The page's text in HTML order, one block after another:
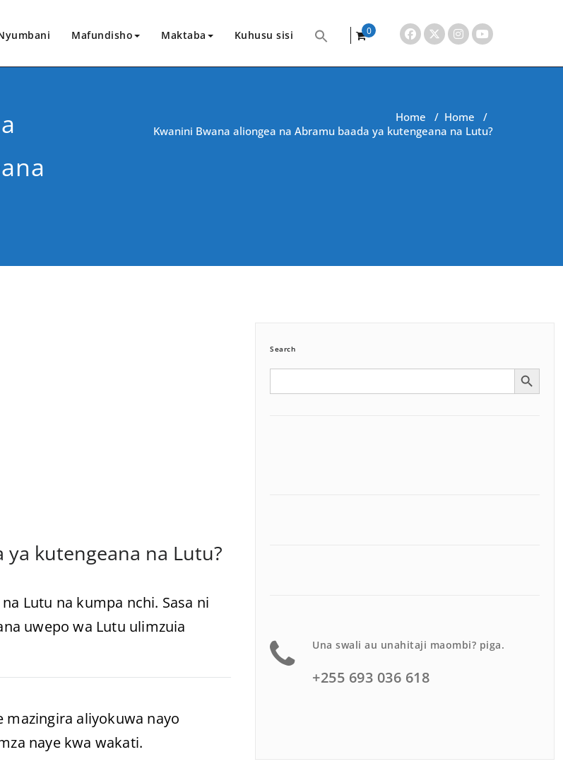
Mafundisho Maktaba Kuhusu sisi
0
Home / Home /
Kwanini Bwana aliongea na Abramu baada ya kutengeana na Lutu?
kutengeana na Lutu?
Lutu na kumpa nchi. Sasa ni
uwepo wa Lutu ulimzuia
mazingira aliyokuwa nayo
naye kwa wakati.
Search
Search Search Button
Una swali au unahitaji maombi? piga.
+255 693 036 618